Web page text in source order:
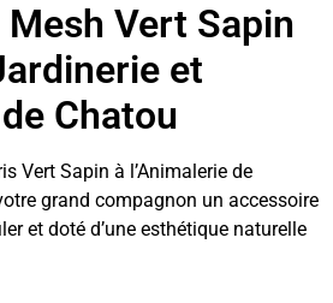
Vert Sapin
et
Chatou
Vert Sapin à l’Animalerie de
grand compagnon un accessoire
et doté d’une esthétique naturelle